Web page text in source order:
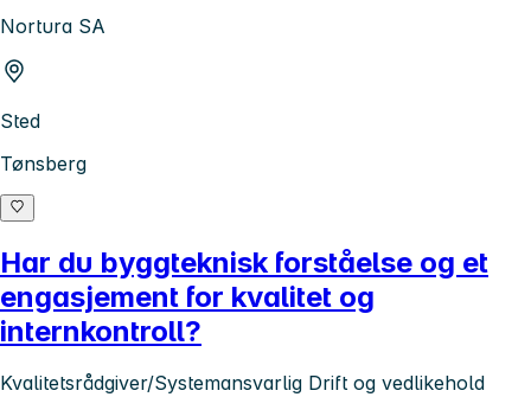
Nortura SA
Sted
Tønsberg
Har du byggteknisk forståelse og et
engasjement for kvalitet og
internkontroll?
Kvalitetsrådgiver/Systemansvarlig Drift og vedlikehold